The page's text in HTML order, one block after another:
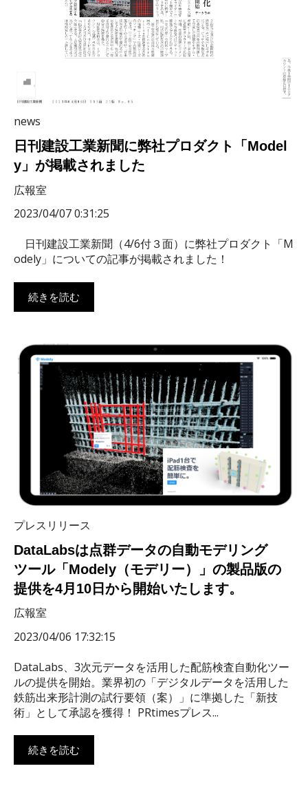
news
日刊建設工業新聞に弊社プロダクト「Model
y」が掲載されました
広報室
2023/04/07 0:31:25
日刊建設工業新聞（4/6付３面）に弊社プロダクト「M
odely」についての記事が掲載されました！
続きを読む
プレスリリース
DataLabsは点群データの自動モデリング
ツール「Modely（モデリー）」の製品版の
提供を4月10日から開始いたします。
広報室
2023/04/06 17:32:15
DataLabs、3次元データを活用した配筋検査自動化ツー
ルの提供を開始。業界初の「デジタルデータを活⽤した
鉄筋出来形計測の試⾏要領（案）」に準拠した「新技
術」として承認を獲得！ PRtimesプレス...
続きを読む